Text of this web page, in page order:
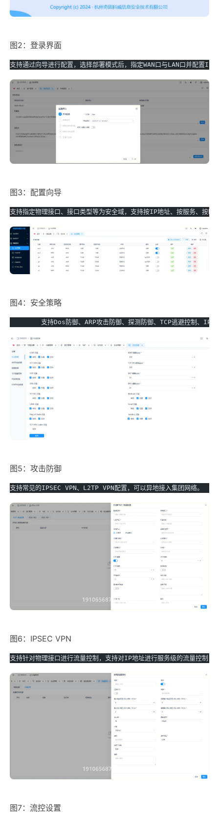
图2：登录界面
支持通过向导进行配置，选择部署模式后，指定WAN口与LAN口并配置IP
图3：配置向导
支持指定物理接口、接口类型等为安全域，支持按IP地址、按服务、按时
图4：安全策略
支持Dos防御、ARP攻击防御、探测防御、TCP逃避控制、IP
图5：攻击防御
支持常见的IPSEC VPN、L2TP VPN配置，可以异地接入集团网络。
图6：IPSEC VPN
支持针对物理接口进行流量控制，支持对IP地址进行服务级的流量控制，
图7：流控设置